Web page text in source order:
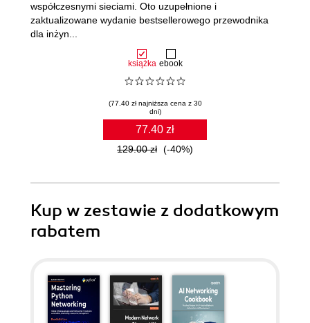
książka ebook
(77.40 zł najniższa cena z 30
dni)
77.40 zł
129.00 zł (-40%)
współczesnymi sieciami. Oto uzupełnione i
zaktualizowane wydanie bestsellerowego przewodnika
dla inżyn...
Kup w zestawie z dodatkowym
rabatem